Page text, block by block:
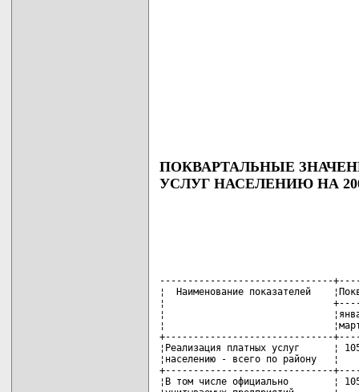
ПОКВАРТАЛЬНЫЕ
УСЛУГ НАСЕЛЕНИЮ НА
-------------------------------
¦  Наименование показателей
¦
¦                              ¦январь -
¦                              ¦март
+------------------------------
¦Реализация платных услуг      ¦
¦населению - всего по
+------------------------------
¦В том числе официально        ¦